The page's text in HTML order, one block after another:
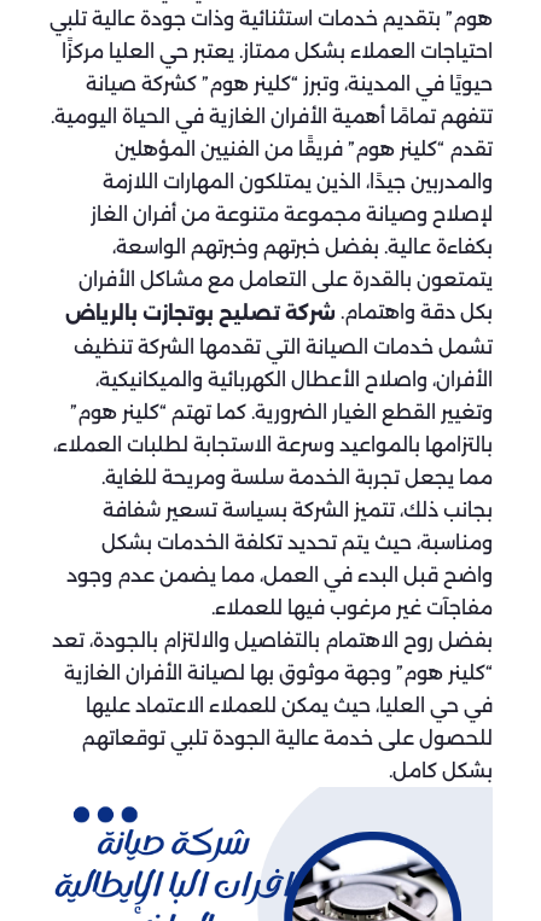
هوم” بتقديم خدمات استثنائية وذات جودة عالية تلبي
احتياجات العملاء بشكل ممتاز. يعتبر حي العليا مركزًا
حيويًا في المدينة، وتبرز “كلينر هوم” كشركة صيانة
تتفهم تمامًا أهمية الأفران الغازية في الحياة اليومية.
تقدم “كلينر هوم” فريقًا من الفنيين المؤهلين
والمدربين جيدًا، الذين يمتلكون المهارات اللازمة
لإصلاح وصيانة مجموعة متنوعة من أفران الغاز
بكفاءة عالية. بفضل خبرتهم وخبرتهم الواسعة،
يتمتعون بالقدرة على التعامل مع مشاكل الأفران
بكل دقة واهتمام. شركة تصليح بوتجازت بالرياض
تشمل خدمات الصيانة التي تقدمها الشركة تنظيف
الأفران، واصلاح الأعطال الكهربائية والميكانيكية،
وتغيير القطع الغيار الضرورية. كما تهتم “كلينر هوم”
بالتزامها بالمواعيد وسرعة الاستجابة لطلبات العملاء،
مما يجعل تجربة الخدمة سلسة ومريحة للغاية.
بجانب ذلك، تتميز الشركة بسياسة تسعير شفافة
ومناسبة، حيث يتم تحديد تكلفة الخدمات بشكل
واضح قبل البدء في العمل، مما يضمن عدم وجود
مفاجآت غير مرغوب فيها للعملاء.
بفضل روح الاهتمام بالتفاصيل والالتزام بالجودة، تعد
“كلينر هوم” وجهة موثوق بها لصيانة الأفران الغازية
في حي العليا، حيث يمكن للعملاء الاعتماد عليها
للحصول على خدمة عالية الجودة تلبي توقعاتهم
بشكل كامل.